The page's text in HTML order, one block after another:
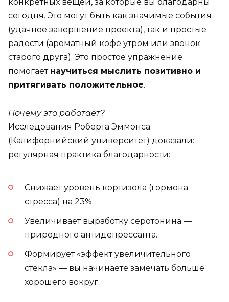
конкретных вещей, за которые вы благодарны
сегодня. Это могут быть как значимые события
(удачное завершение проекта), так и простые
радости (ароматный кофе утром или звонок
старого друга). Это простое упражнение
помогает научиться мыслить позитивно и
притягивать положительное.
Почему это работает?
Исследования Роберта Эммонса
(Калифорнийский университет) доказали:
регулярная практика благодарности:
Снижает уровень кортизола (гормона
стресса) на 23%
Увеличивает выработку серотонина —
природного антидепрессанта.
Формирует «эффект увеличительного
стекла» — вы начинаете замечать больше
хорошего вокруг.